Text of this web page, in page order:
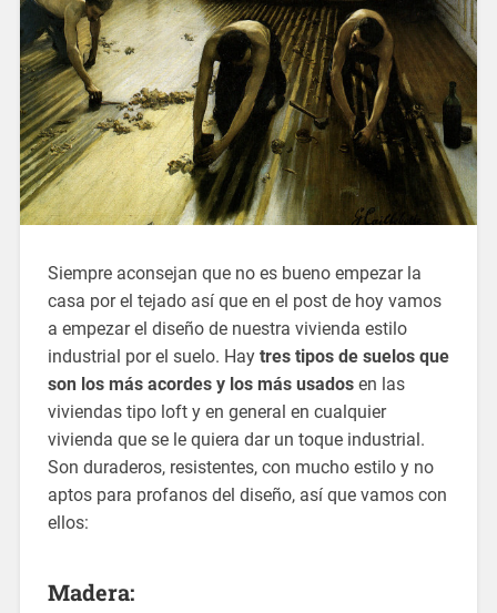
Siempre aconsejan que no es bueno empezar la
casa por el tejado así que en el post de hoy vamos
a empezar el diseño de nuestra vivienda estilo
industrial por el suelo. Hay tres tipos de suelos que
son los más acordes y los más usadosen las
viviendas tipo loft y en general en cualquier
vivienda que se le quiera dar un toque industrial.
Son duraderos, resistentes, con mucho estilo y no
aptos para profanos del diseño, así que vamos con
ellos:
Madera: